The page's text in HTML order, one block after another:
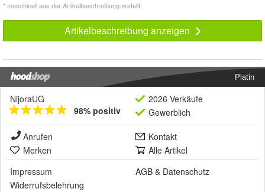
* maschinell aus der Artikelbeschreibung erstellt
Artikelbeschreibung anzeigen
Platin
NijoraUG
98% positiv
2026 Verkäufe
Gewerblich
Anrufen
Kontakt
Merken
Alle Artikel
Impressum
AGB & Datenschutz
Widerrufsbelehrung